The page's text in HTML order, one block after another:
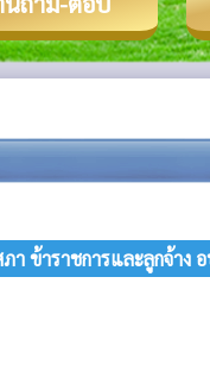
า ข้าราชการและลูกจ้าง